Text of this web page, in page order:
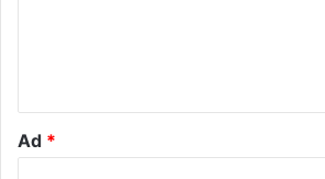
Ad *